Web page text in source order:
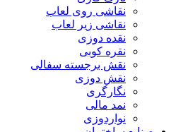
نقاشی روی لعاب
نقاشی زیر لعاب
نقده دوزی
نقره کوبی
نقش برجسته سفالی
نقش دوزی
نگارگری
نمد مالی
نواردوزی